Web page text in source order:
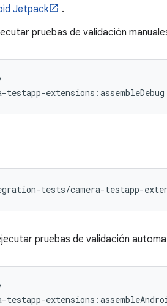
Jetpack
.
pruebas de validación
-testapp-extensions :assembleDebug
-tests/camera-testapp-
pruebas de validación
-testapp-extensions :